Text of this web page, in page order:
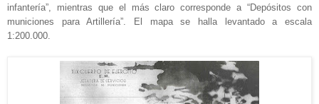
infantería”, mientras que el más claro corresponde a “Depósitos con
municiones para Artillería”. El mapa se halla levantado a escala
1:200.000.